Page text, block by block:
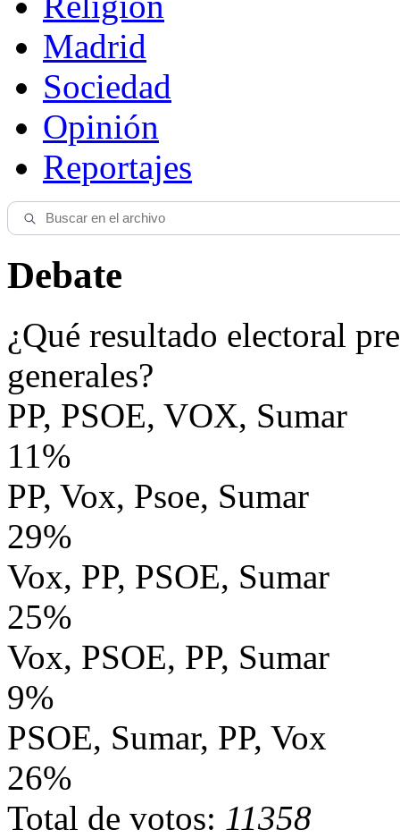
Madrid
Sociedad
Opinión
Reportajes
Debate
¿Qué resultado electoral
generales?
PP, PSOE, VOX, Sumar
11%
PP, Vox, Psoe, Sumar
29%
Vox, PP, PSOE, Sumar
25%
Vox, PSOE, PP, Sumar
9%
PSOE, Sumar, PP, Vox
26%
Total de votos: 11358